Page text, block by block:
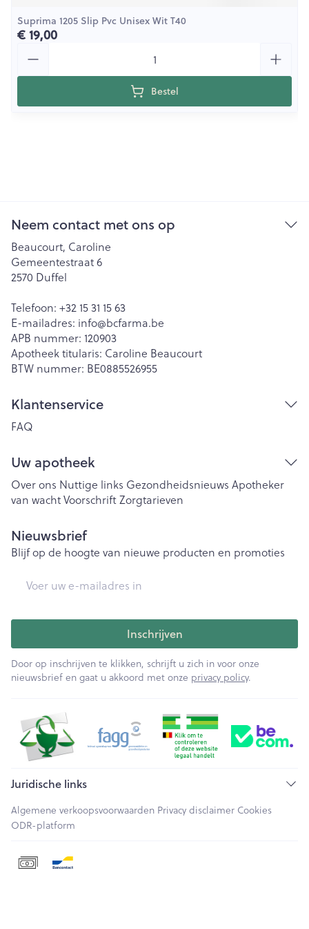
Suprima 1205 Slip Pvc Unisex Wit T40
€ 19,00
Bestel
Neem contact met ons op
Beaucourt, Caroline
Gemeentestraat 6
2570 Duffel
Telefoon: +32 15 31 15 63
E-mailadres: info@bcfarma.be
APB nummer: 120903
Apotheek titularis: Caroline Beaucourt
BTW nummer: BE0885526955
Klantenservice
FAQ
Uw apotheek
Over ons Nuttige links Gezondheidsnieuws Apotheker
van wachtVoorschriftZorgtarieven
Nieuwsbrief
Blijf op de hoogte van nieuwe producten en promoties
Inschrijven
Door op inschrijven te klikken, schrijft u zich in voor onze
nieuwsbrief en gaat u akkoord met onze privacy policy.
Juridische links
Algemene verkoopsvoorwaarden Privacy disclaimer Cookies
ODR-platform